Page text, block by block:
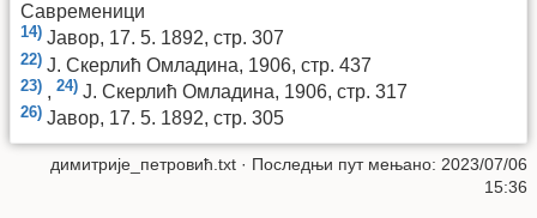
Савременици
14) Јавор, 17. 5. 1892, стр. 307
22) Ј. Скерлић Омладина, 1906, стр. 437
23) , 24) Ј. Скерлић Омладина, 1906, стр. 317
26) Јавор, 17. 5. 1892, стр. 305
димитрије_петровић.txt · Последњи пут мењано: 2023/07/06
15:36